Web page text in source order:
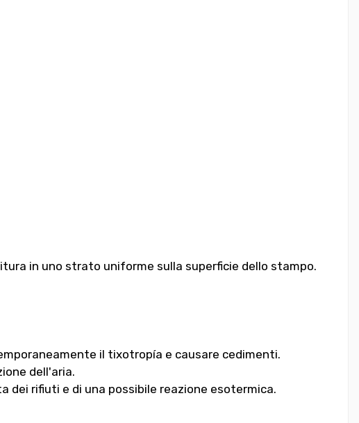
in uno strato uniforme sulla superficie dello stampo.
il tixotropía e causare cedimenti.
dell'aria.
dei rifiuti e di una possibile reazione esotermica.